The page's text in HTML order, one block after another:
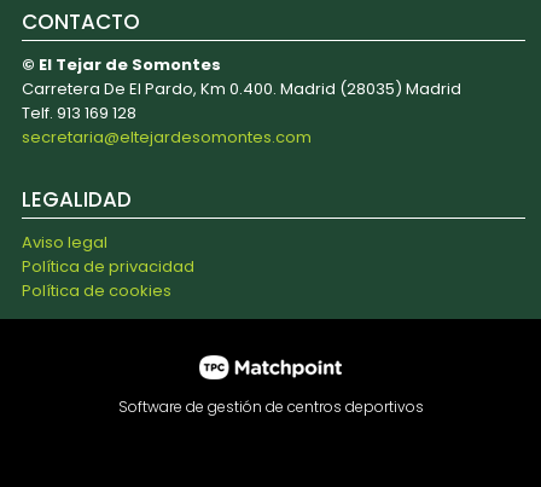
CONTACTO
© El Tejar de Somontes
Carretera De El Pardo, Km 0.400. Madrid (28035) Madrid
Telf. 913 169 128
secretaria@eltejardesomontes.com
LEGALIDAD
Aviso legal
Política de privacidad
Política de cookies
Software de gestión de centros deportivos